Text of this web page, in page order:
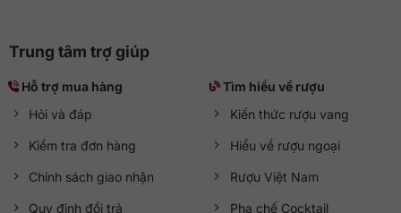
Trung tâm trợ giúp
Hỗ trợ mua hàng
Hỏi và đáp
Kiểm tra đơn hàng
Chính sách giao nhận
Quy định đổi trả
Tìm hiểu về rượu
Kiến thức rượu vang
Hiểu về rượu ngoại
Rượu Việt Nam
Pha chế Cocktail